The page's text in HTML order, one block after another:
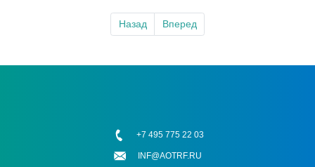
Назад Вперед
+7 495 775 22 03
INF@AOTRF.RU